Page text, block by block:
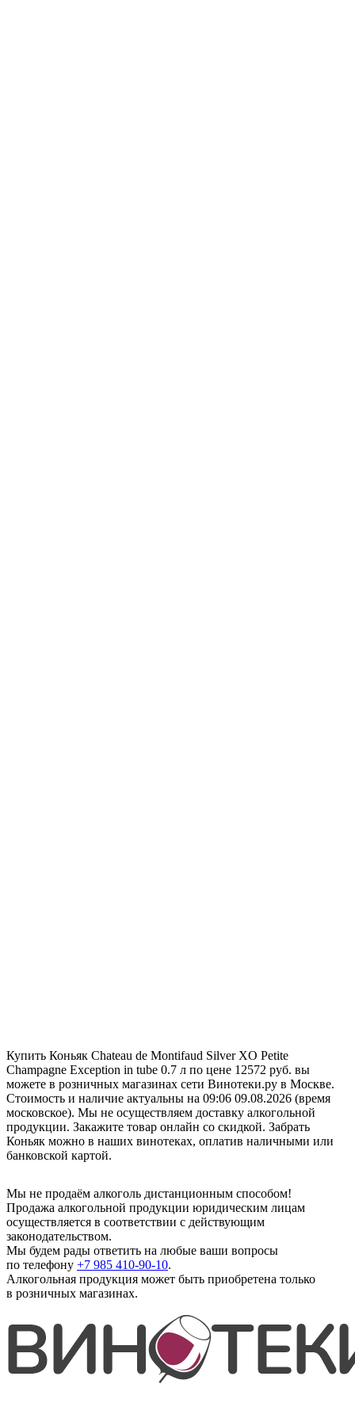
Купить Коньяк Chateau de Montifaud Silver XO Petite
Champagne Exception in tube 0.7 л по цене 12572 руб. вы
можете в розничных магазинах сети Винотеки.ру в Москве.
Стоимость и наличие актуальны на 09:06 09.08.2026 (время
московское). Мы не осуществляем доставку алкогольной
продукции. Закажите товар онлайн со скидкой. Забрать
Коньяк можно в наших винотеках, оплатив наличными или
банковской картой.
Мы не продаём алкоголь дистанционным способом!
Продажа алкогольной продукции юридическим лицам
осуществляется в соответствии с действующим
законодательством.
Мы будем рады ответить на любые ваши вопросы
по телефону +7 985 410-90-10.
Алкогольная продукция может быть приобретена только
в розничных магазинах.